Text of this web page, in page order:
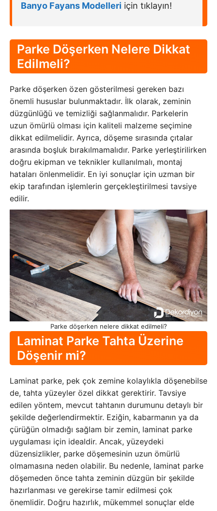
Banyo Fayans Modelleri için tıklayın!
Parke Döşerken Nelere Dikkat
Edilmeli?
Parke döşerken özen gösterilmesi gereken bazı
önemli hususlar bulunmaktadır. İlk olarak, zeminin
düzgünlüğü ve temizliği sağlanmalıdır. Parkelerin
uzun ömürlü olması için kaliteli malzeme seçimine
dikkat edilmelidir. Ayrıca, döşeme sırasında çıtalar
arasında boşluk bırakılmamalıdır. Parke yerleştirilirken
doğru ekipman ve teknikler kullanılmalı, montaj
hataları önlenmelidir. En iyi sonuçlar için uzman bir
ekip tarafından işlemlerin gerçekleştirilmesi tavsiye
edilir.
Parke döşerken nelere dikkat edilmeli?
Laminat Parke Tahta Üzerine
Döşenir mi?
Laminat parke, pek çok zemine kolaylıkla döşenebilse
de, tahta yüzeyler özel dikkat gerektirir. Tavsiye
edilen yöntem, mevcut tahtanın durumunu detaylı bir
şekilde değerlendirmektir. Eziğin, kabarmanın ya da
çürüğün olmadığı sağlam bir zemin, laminat parke
uygulaması için idealdir. Ancak, yüzeydeki
düzensizlikler, parke döşemesinin uzun ömürlü
olmamasına neden olabilir. Bu nedenle, laminat parke
döşemeden önce tahta zeminin düzgün bir şekilde
hazırlanması ve gerekirse tamir edilmesi çok
önemlidir. Doğru hazırlık, mükemmel sonuçlar elde